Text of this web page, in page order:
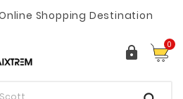
Shopping Destination
 0